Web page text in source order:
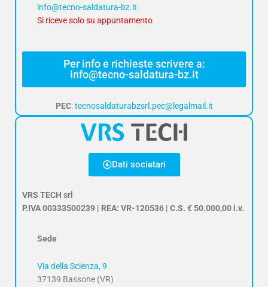
info@tecno-saldatura-bz.it
Si riceve solo su appuntamento
Per info e richieste scrivere a:
info@tecno-saldatura-bz.it
PEC:tecnosaldaturabzsrl.pec@legalmail.it
Dati societari
VRS TECH srl
P.IVA 00333500239 | REA: VR-120536 | C.S. € 50.000,00 i.v.
Sede
Via della Scienza, 9
37139 Bassone (VR)